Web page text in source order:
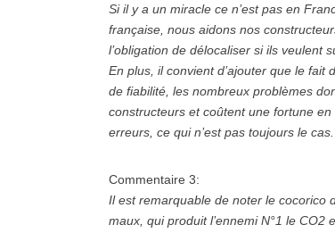
Si il y a un miracle ce n’est pas en
française, nous aidons nos
l’obligation de délocaliser si ils veulent
En plus, il convient d’ajouter que le fait
de fiabilité, les nombreux problèmes
constructeurs et coûtent une fortune
erreurs, ce qui n’est pas toujours le cas.
Commentaire 3:
Il est remarquable de noter le cocorico
maux, qui produit l’ennemi N°1 le CO2